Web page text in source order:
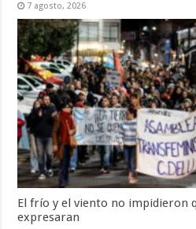
7 agosto, 2026
El frío y el viento no impidieron
expresaran